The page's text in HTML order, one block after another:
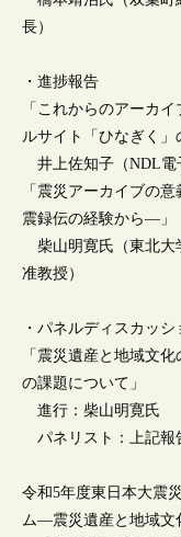
長）
・進捗報告
「これからのアーカ
ルサイト「ひなぎく」
井上佐知子（NDL電
「震災アーカイブの
震録伝の経験から―」
柴山明寛氏（東北大
准教授）
・パネルディスカッシ
「震災遺産と地域文
の課題について」
進行：柴山明寛氏
パネリスト：上記報
令和5年度東日本大震
ム―震災遺産と地域文